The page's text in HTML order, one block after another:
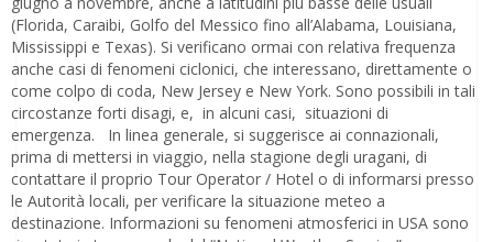
(Florida, Caraibi, Golfo del Messico fino all’Alabama, Louisiana,
Mississippi e Texas). Si verificano ormai con relativa frequenza
anche casi di fenomeni ciclonici, che interessano, direttamente o
come colpo di coda, New Jersey e New York. Sono possibili in tali
circostanze forti disagi, e, in alcuni casi, situazioni di
emergenza. In linea generale, si suggerisce ai connazionali,
prima di mettersi in viaggio, nella stagione degli uragani, di
contattare il proprio Tour Operator / Hotel o di informarsi presso
le Autorità locali, per verificare la situazione meteo a
destinazione. Informazioni su fenomeni atmosferici in USA sono